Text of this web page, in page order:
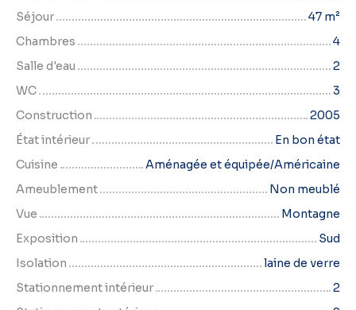
Séjour
47 m²
Chambres
4
Salle d'eau
2
WC
3
Construction
2005
État intérieur
En bon état
Cuisine
Aménagée et équipée/Américaine
Ameublement
Non meublé
Vue
Montagne
Exposition
Sud
Isolation
laine de verre
Stationnement intérieur
2